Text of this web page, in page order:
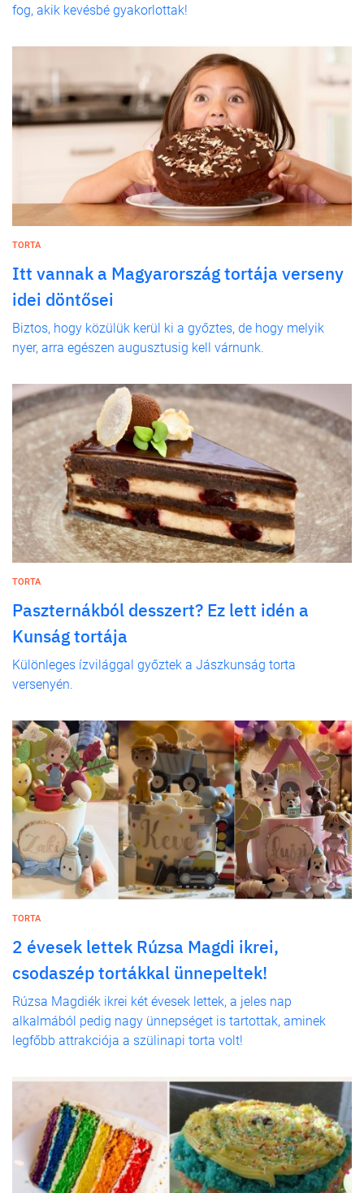
fog, akik kevésbé gyakorlottak!
TORTA
Itt vannak a Magyarország tortája verseny
idei döntősei
Biztos, hogy közülük kerül ki a győztes, de hogy melyik
nyer, arra egészen augusztusig kell várnunk.
TORTA
Paszternákból desszert? Ez lett idén a
Kunság tortája
Különleges ízvilággal győztek a Jászkunság torta
versenyén.
TORTA
2 évesek lettek Rúzsa Magdi ikrei,
csodaszép tortákkal ünnepeltek!
Rúzsa Magdiék ikrei két évesek lettek, a jeles nap
alkalmából pedig nagy ünnepséget is tartottak, aminek
legfőbb attrakciója a szülinapi torta volt!